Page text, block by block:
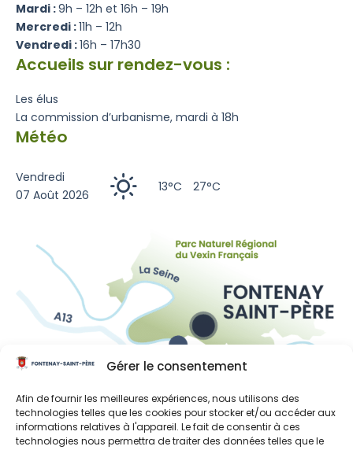
Gérer le consentement
Afin de fournir les meilleures expériences, nous utilisons des
technologies telles que les cookies pour stocker et/ou accéder aux
informations relatives à l'appareil. Le fait de consentir à ces
technologies nous permettra de traiter des données telles que le
Mardi :9h – 12h et 16h – 19h
Mercredi :11h – 12h
Vendredi :16h – 17h30
Accueils sur rendez-vous :
Les élus
La commission d’urbanisme, mardi à 18h
Météo
Vendredi
07 Août 2026
13°C 27°C
Liens utiles
Région Île-de-France